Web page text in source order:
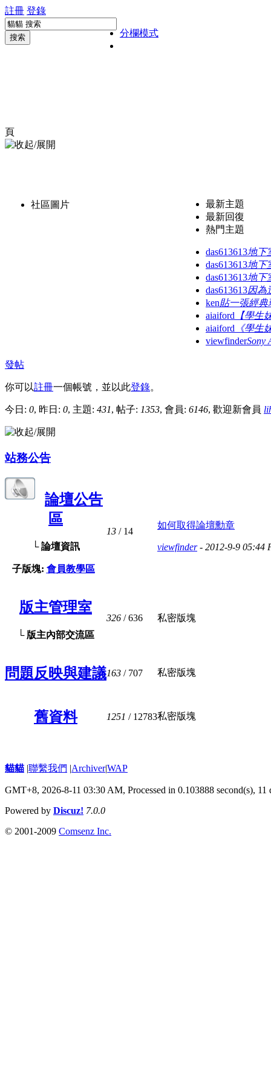
註冊 登錄
搜索 分欄模式
頁
社區圖片
最新主題
最新回復
熱門主題
das613613地下
das613613地下
das613613地下
das613613因為
ken貼一張經典
aiaiford 【學生
aiaiford 《學生
viewfinderSony
發帖
你可以註冊一個帳號，並以此登錄。
今日: 0, 昨日: 0, 主題: 431, 帖子: 1353, 會員: 6146, 歡迎新會員
站務公告
論壇公告
區
└ 論壇資訊
子版塊: 會員教學區
13 / 14
如何取得論壇勳章
viewfinder- 2012-9-9 05:44
版主管理室
└ 版主內部交流區
326 / 636 私密版塊
問題反映與建議163 / 707 私密版塊
舊資料 1251 / 12783私密版塊
貓貓 |聯繫我們 |Archiver|WAP
GMT+8, 2026-8-11 03:30 AM, Processed in 0.103888 second(s),
Powered by Discuz! 7.0.0
© 2001-2009 Comsenz Inc.